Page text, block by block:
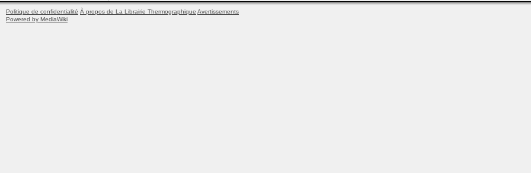
Politique de confidentialité À propos de La Librairie Thermographique Avertissements
Powered by MediaWiki